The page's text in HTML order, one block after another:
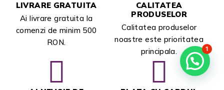
LIVRARE GRATUITA
Ai livrare gratuita la
comenzi de minim 500
RON.
CALITATEA
PRODUSELOR
Calitatea produselor
noastre este prioritatea
principala.
1